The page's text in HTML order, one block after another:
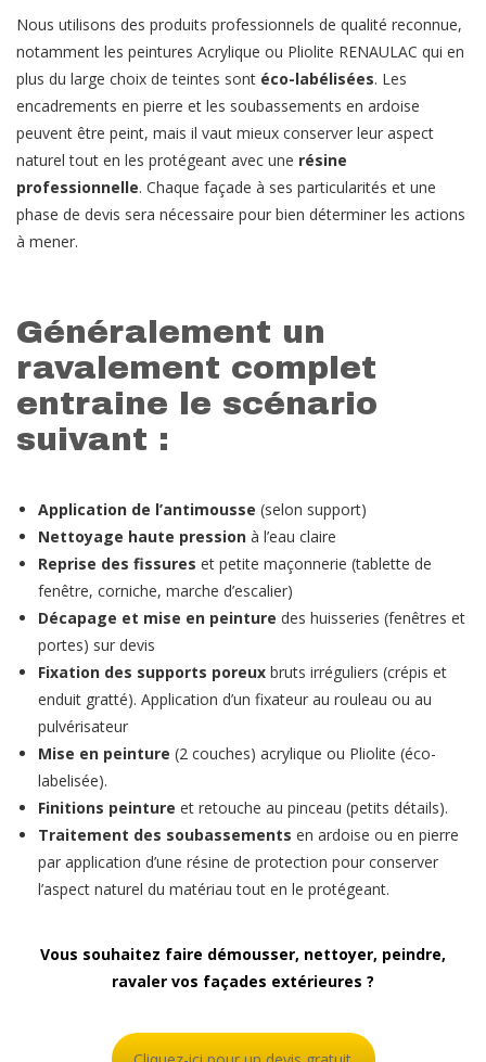
Nous utilisons des produits professionnels de qualité reconnue,
notamment les peintures Acrylique ou Pliolite RENAULAC qui en
plus du large choix de teintes sont éco-labélisées. Les
encadrements en pierre et les soubassements en ardoise
peuvent être peint, mais il vaut mieux conserver leur aspect
naturel tout en les protégeant avec une résine
professionnelle. Chaque façade à ses particularités et une
phase de devis sera nécessaire pour bien déterminer les actions
à mener.
Généralement un
ravalement complet
entraine le scénario
suivant :
Application de l’antimousse (selon support)
Nettoyage haute pression à l’eau claire
Reprise des fissures et petite maçonnerie (tablette de
fenêtre, corniche, marche d’escalier)
Décapage et mise en peinture des huisseries (fenêtres et
portes) sur devis
Fixation des supports poreux bruts irréguliers (crépis et
enduit gratté). Application d’un fixateur au rouleau ou au
pulvérisateur
Mise en peinture (2 couches) acrylique ou Pliolite (éco-
labelisée).
Finitions peinture et retouche au pinceau (petits détails).
Traitement des soubassements en ardoise ou en pierre
par application d’une résine de protection pour conserver
l’aspect naturel du matériau tout en le protégeant.
Vous souhaitez faire démousser, nettoyer, peindre,
ravaler vos façades extérieures ?
Travaux peinture
ravalement de façade à
Angers
EN SAVOIR PLUS